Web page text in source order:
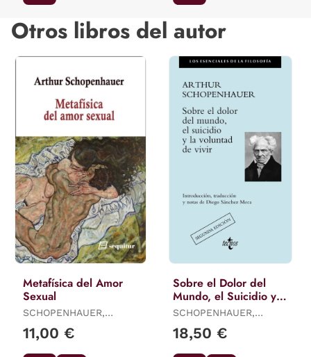
Otros libros del autor
Metafísica del Amor
Sexual
SCHOPENHAUER,
11,00 €
Sobre el Dolor del
Mundo, el Suicidio y la
Voluntad de Vivir
SCHOPENHAUER,
18,50 €